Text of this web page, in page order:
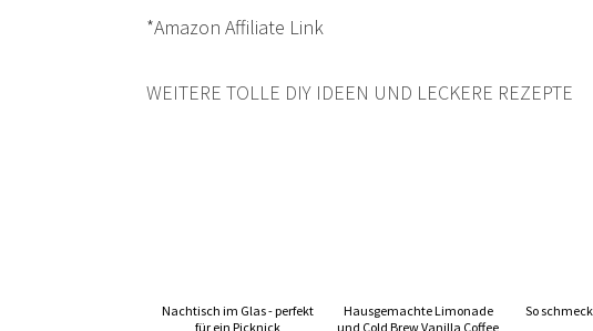
*Amazon Affiliate Link
WEITERE TOLLE DIY IDEEN UND LECKERE REZEPTE
Nachtisch im Glas - perfekt
für ein Picknick
Hausgemachte Limonade
und Cold Brew Vanilla Coffee
So